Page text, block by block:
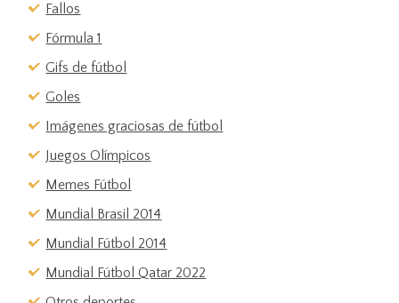
Fallos
Fórmula 1
Gifs de fútbol
Goles
Imágenes graciosas de fútbol
Juegos Olímpicos
Memes Fútbol
Mundial Brasil 2014
Mundial Fútbol 2014
Mundial Fútbol Qatar 2022